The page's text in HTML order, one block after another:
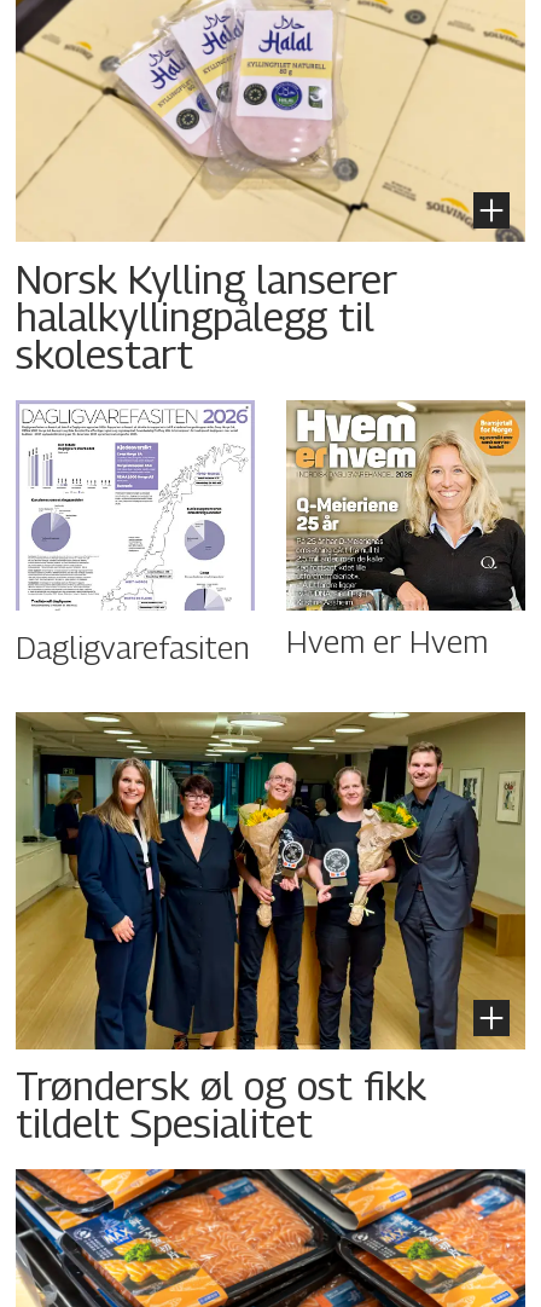
Norsk Kylling lanserer
halalkyllingpålegg til
skolestart
Dagligvarefasiten Hvem er Hvem
Trøndersk øl og ost fikk
tildelt Spesialitet